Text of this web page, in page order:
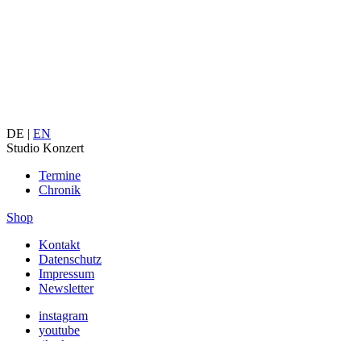
DE | EN
Studio Konzert
Termine
Chronik
Shop
Kontakt
Datenschutz
Impressum
Newsletter
instagram
youtube